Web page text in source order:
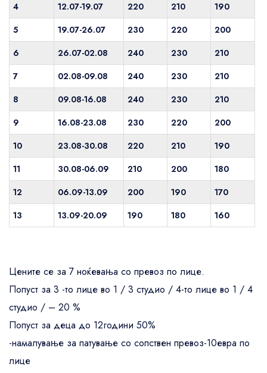
4
12.07-19.07 220 210
190
5
19.07-26.07 230 220
200
6
26.07-02.08 240 230
210
7
02.08-09.08 240 230
210
8
09.08-16.08 240 230
210
9
16.08-23.08 230 220
200
10
23.08-30.08 220 210
190
11
30.08-06.09 210 200
180
12
06.09-13.09 200 190
170
13
13.09-20.09 190 180 160
Цените се за 7 ноќевања со превоз по лице.
Попуст за 3 -то лице во 1 / 3 студио / 4-то лице во 1 / 4
студио / – 20 %
Попуст за деца до 12години 50%
-намалување за патување со сопствен превоз-10евра по
лице